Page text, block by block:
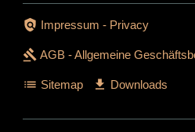
policy Impressum - Privacy
gavel AGB - Allgemeine
list Sitemap download Downloads